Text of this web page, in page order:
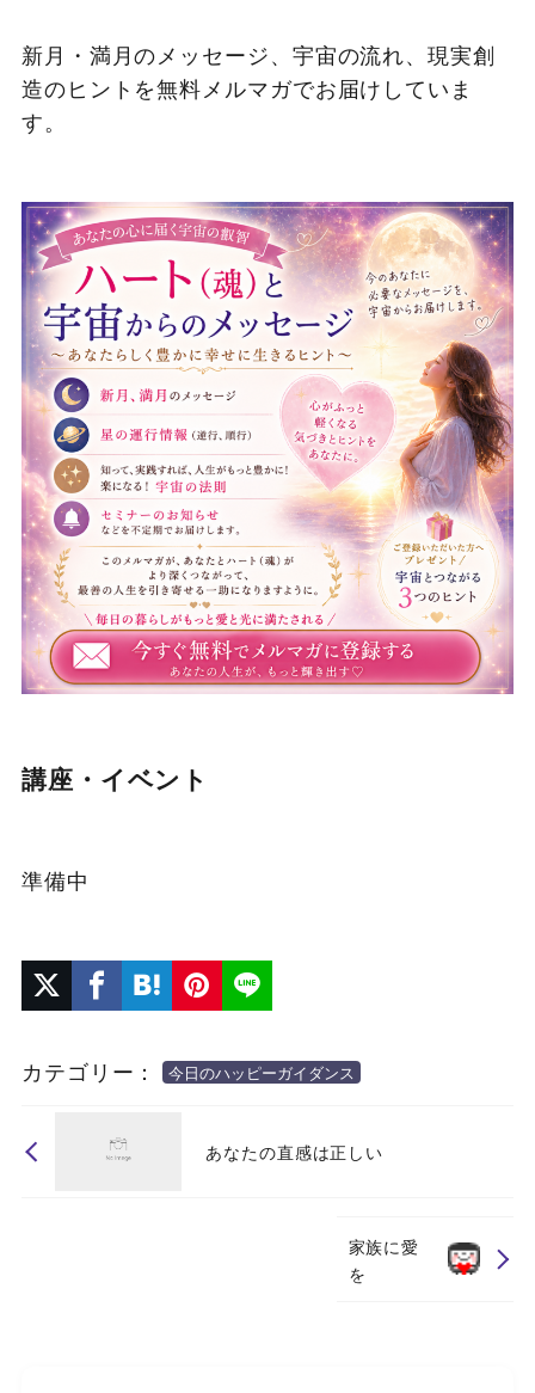
新月・満月のメッセージ、宇宙の流れ、現実創
造のヒントを無料メルマガでお届けしていま
す。
講座・イベント
準備中
カテゴリー： 今日のハッピーガイダンス
あなたの直感は正しい
家族に愛
を